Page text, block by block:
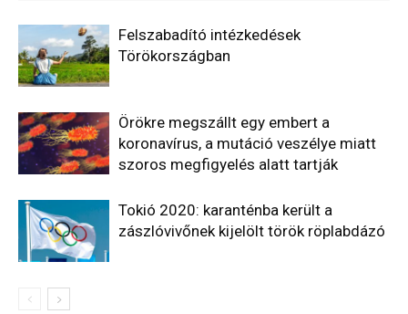
Felszabadító intézkedések
Törökországban
Örökre megszállt egy embert a
koronavírus, a mutáció veszélye miatt
szoros megfigyelés alatt tartják
Tokió 2020: karanténba került a
zászlóvivőnek kijelölt török röplabdázó